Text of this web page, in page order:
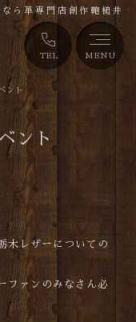
TEL MENU
ら革専門店創作鞄槌井
ント
ント
木レザーについての
ファンのみなさん必